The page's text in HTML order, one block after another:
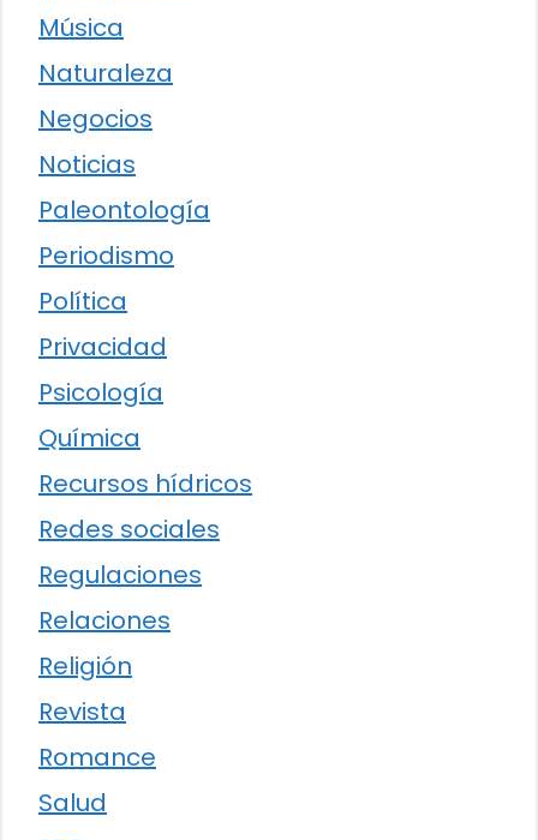
Música
Naturaleza
Negocios
Noticias
Paleontología
Periodismo
Política
Privacidad
Psicología
Química
Recursos hídricos
Redes sociales
Regulaciones
Relaciones
Religión
Revista
Romance
Salud